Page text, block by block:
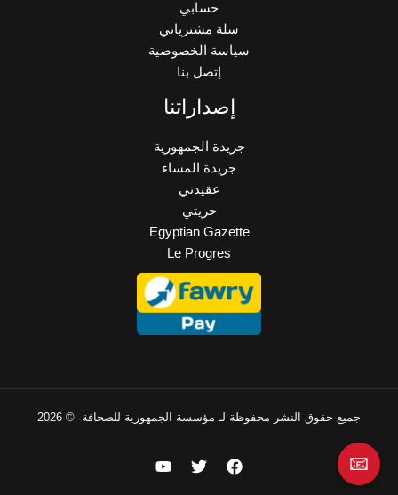
حسابي
سلة مشترياتي
سياسة الخصوصية
إتصل بنا
إصداراتنا
جريدة الجمهورية
جريدة المساء
عقيدتي
حريتي
Egyptian Gazette
Le Progres
جميع حقوق النشر محفوظة لـ مؤسسة الجمهورية للصحافة © 2026
📧